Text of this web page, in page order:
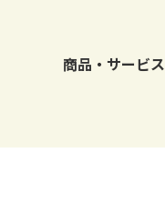
商品・サービス